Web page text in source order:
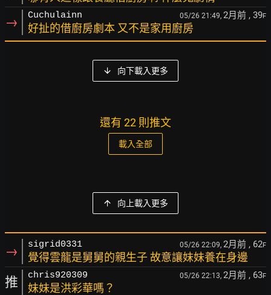
→ Cuchulainn 05/26 21:49, 2月前 , 39F
好扯的借廚房劇本 又不是家用廚房
向下載入更多
還有 22 則推文
載入全部
向上載入更多
→ sigrid0331 05/26 22:09, 2月前 , 62F
覺得雲龍是舅舅的親生子 故意讓妹妹養在身邊
推 chris920309 05/26 22:13, 2月前 , 63F
妹妹是洪彩華嗎？